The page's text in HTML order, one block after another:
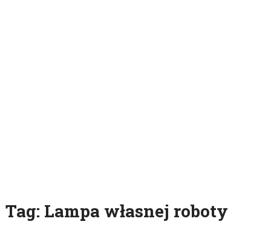
Tag: Lampa własnej roboty